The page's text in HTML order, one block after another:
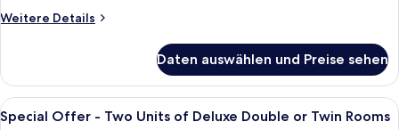
Weitere Details
Weitere
Zimmer
(Room
Only)
Daten auswählen und Preise sehen
Alle
Ein Hotelzimmer mit einem großen
7
Special Offer - Two Units of Deluxe Double or Twin Rooms